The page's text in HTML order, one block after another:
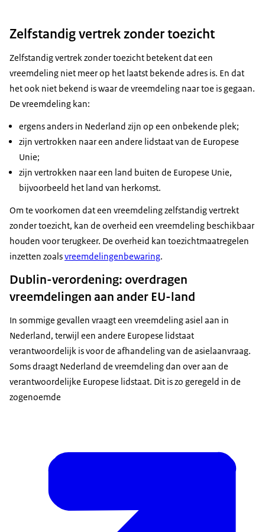
Zelfstandig vertrek zonder toezicht
Zelfstandig vertrek zonder toezicht betekent dat een
vreemdeling niet meer op het laatst bekende adres is. En dat
het ook niet bekend is waar de vreemdeling naar toe is gegaan.
De vreemdeling kan:
ergens anders in Nederland zijn op een onbekende plek;
zijn vertrokken naar een andere lidstaat van de Europese
Unie;
zijn vertrokken naar een land buiten de Europese Unie,
bijvoorbeeld het land van herkomst.
Om te voorkomen dat een vreemdeling zelfstandig vertrekt
zonder toezicht, kan de overheid een vreemdeling beschikbaar
houden voor terugkeer. De overheid kan toezichtmaatregelen
inzetten zoalsvreemdelingenbewaring.
Dublin-verordening: overdragen
vreemdelingen aan ander EU-land
In sommige gevallen vraagt een vreemdeling asiel aan in
Nederland, terwijl een andere Europese lidstaat
verantwoordelijk is voor de afhandeling van de asielaanvraag.
Soms draagt Nederland de vreemdeling dan over aan de
verantwoordelijke Europese lidstaat. Dit is zo geregeld in de
zogenoemde